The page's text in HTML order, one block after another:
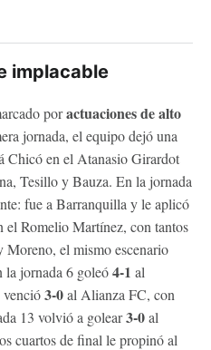
implacable
poractuaciones de alto
jornada, el equipo dejó una
Chicó en el Atanasio Girardot
Tesillo y Bauza. En la jornada
fue a Barranquilla y le aplicó
el Romelio Martínez, con tantos
el mismo escenario
la jornada 6 goleó4-1 al
3-0al Alianza FC, con
13 volvió a golear3-0al
cuartos de final le propinó al